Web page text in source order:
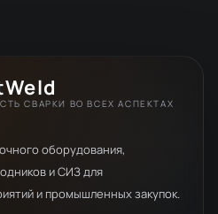
СВАРКИ ВО ВСЕХ АСПЕКТАХ
оборудования,
и СИЗ для
и промышленных закупок.